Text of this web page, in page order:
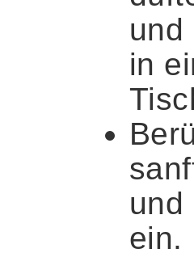
und
in
und
ein.